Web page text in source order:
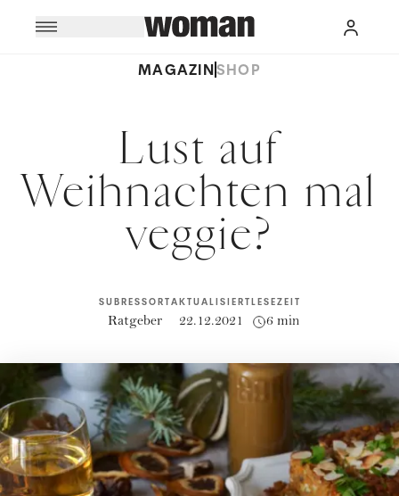
MAGAZINSHOP
Lust auf
Weihnachten mal
veggie?
SUBRESSORT
Ratgeber
AKTUALISIERT
22.12.2021
LESEZEIT
6 min